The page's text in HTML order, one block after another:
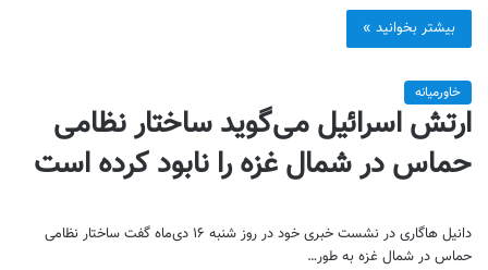
بیشتر بخوانید »
خاورمیانه
ارتش اسرائیل می‌گوید ساختار نظامی
حماس در شمال غزه را نابود کرده است
دانیل هاگاری در نشست خبری خود در روز شنبه ۱۶ دی‌ماه گفت ساختار نظامی
حماس در شمال غزه به طور…